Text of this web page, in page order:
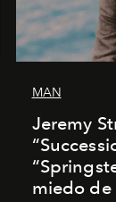
MAN
Jeremy
miedo de